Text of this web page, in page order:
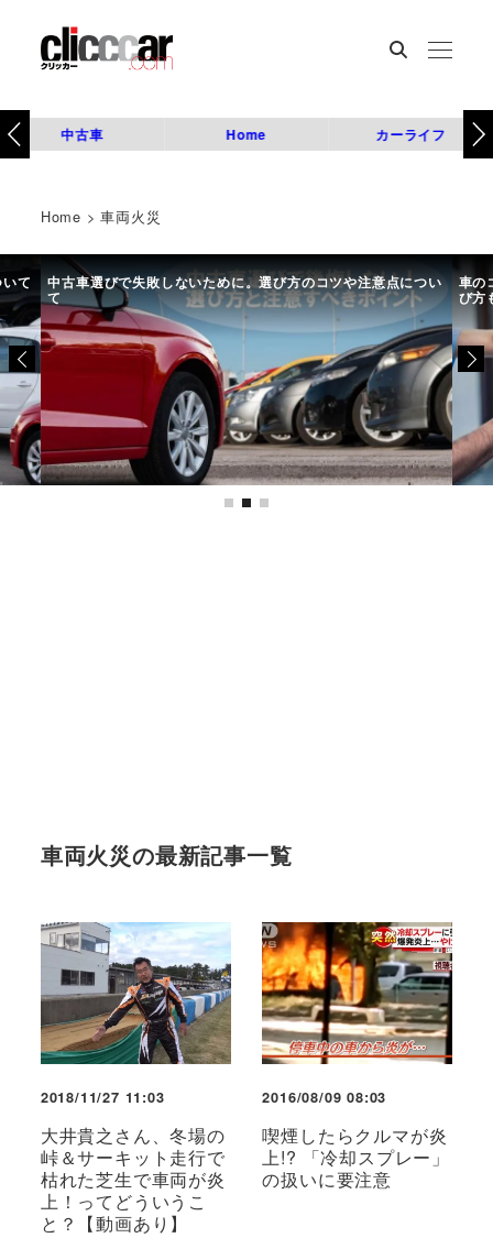
中古車 Home カーライフ
Home >車両火災
て 中古車選びで失敗しないために。選び方のコツや注意点につい
て
車の
び方
車両火災の最新記事一覧
2018/11/27 11:03
大井貴之さん、冬場の
峠＆サーキット走行で
枯れた芝生で車両が炎
上！ってどういうこ
と？【動画あり】
2016/08/09 08:03
喫煙したらクルマが炎
上!? 「冷却スプレー」
の扱いに要注意